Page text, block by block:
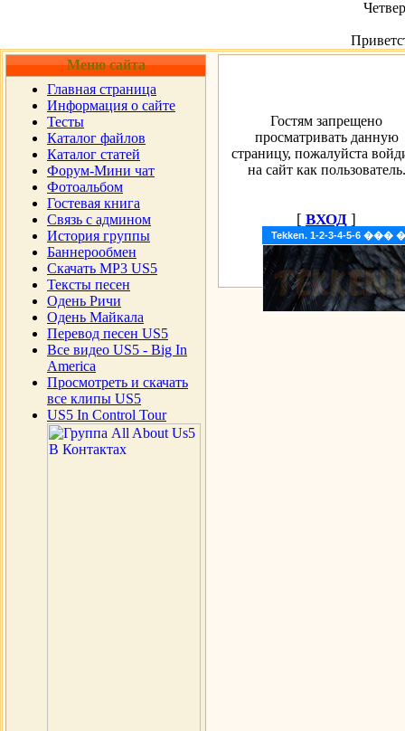
Меню сайта
Главная страница
Информация о сайте
Тесты
Каталог файлов
Каталог статей
Форум-Мини чат
Фотоальбом
Гостевая книга
Cвязь с админом
История группы
Баннерообмен
Скачать MP3 US5
Тексты песен
Одень Ричи
Одень Майкала
Перевод песен US5
Все видео US5 - Big In
America
Просмотреть и скачать
все клипы US5
US5 In Control Tour
Tekken. 1-2-3-4-5-6
Гостям запрещено
просматривать данную
страницу, пожалуйста
на сайт как пользователь.
[ ВХОД ]